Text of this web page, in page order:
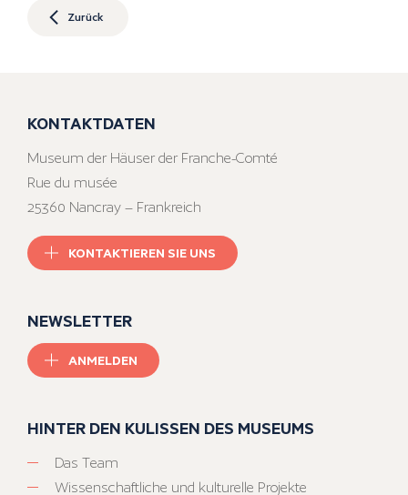
Zurück
KONTAKTDATEN
Museum der Häuser der Franche-Comté
Rue du musée
25360 Nancray – Frankreich
KONTAKTIEREN SIE UNS
NEWSLETTER
ANMELDEN
HINTER DEN KULISSEN DES MUSEUMS
Das Team
Wissenschaftliche und kulturelle Projekte